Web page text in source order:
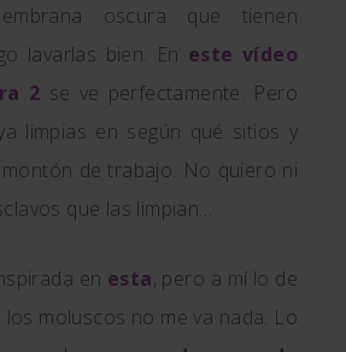
oscura que tienen
lavarlas bien. En este vídeo
2 se ve perfectamente. Pero
limpias en según qué sitios y
de trabajo. No quiero ni
que las limpian…
en esta, pero a mí lo de
moluscos no me va nada. Lo